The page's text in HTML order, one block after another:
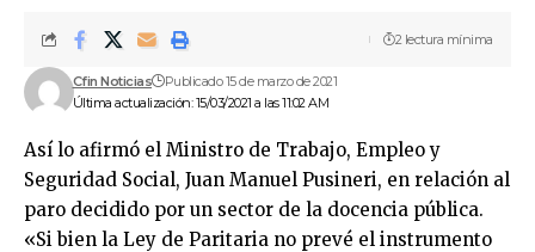
Última actualización: 15/03/2021 a las 11:02 AM
Cfin Noticias Publicado 15 de marzo de 2021
2 lectura mínima
Así lo afirmó el Ministro de Trabajo, Empleo y
Seguridad Social, Juan Manuel Pusineri, en relación al
paro decidido por un sector de la docencia pública.
«Si bien la Ley de Paritaria no prevé el instrumento